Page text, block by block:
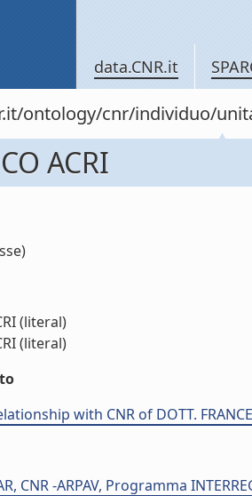
data.CNR.it
ontology/cnr/individuo/
ACRI
(literal)
(literal)
with CNR of DOTT.
CNR -ARPAV, Programma